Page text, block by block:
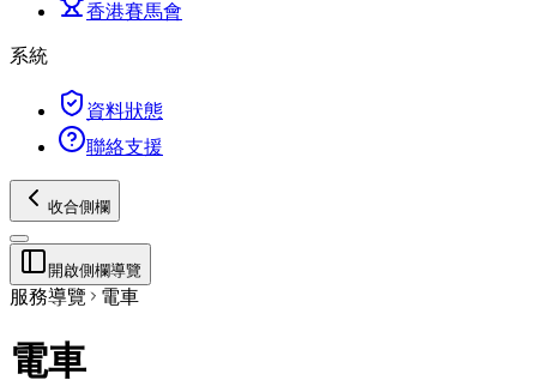
香港賽馬會
系統
資料狀態
聯絡支援
收合側欄
開啟側欄導覽
服務導覽 電車
電車